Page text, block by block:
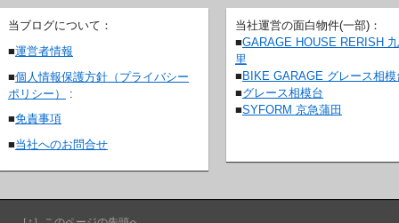
当ブログについて：
■運営者情報
■個人情報保護方針（プライバシー
ポリシー）
:
■免責事項
■当社へのお問合せ
当社運営の面白物件(一部)：
■GARAGE HOUSE RERISH
里
■ BIKE GARAGE グレース相模
■グレース相模台
■SYFORM 京急蒲田